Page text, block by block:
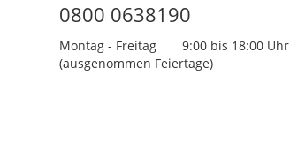
0800 0638190
Montag - Freitag
9:00 bis 18:00 Uhr
(ausgenommen Feiertage)